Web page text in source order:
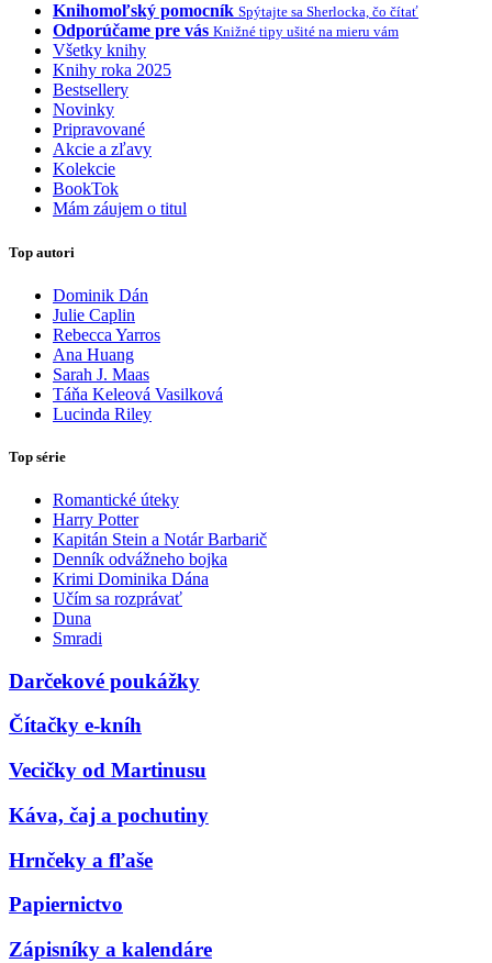
Knihomoľský pomocník Spýtajte sa Sherlocka, čo čítať
Odporúčame pre vás Knižné tipy ušité na mieru vám
Všetky knihy
Knihy roka 2025
Bestsellery
Novinky
Pripravované
Akcie a zľavy
Kolekcie
BookTok
Mám záujem o titul
Top autori
Dominik Dán
Julie Caplin
Rebecca Yarros
Ana Huang
Sarah J. Maas
Táňa Keleová Vasilková
Lucinda Riley
Top série
Romantické úteky
Harry Potter
Kapitán Stein a Notár Barbarič
Denník odvážneho bojka
Krimi Dominika Dána
Učím sa rozprávať
Duna
Smradi
Darčekové poukážky
Čítačky e-kníh
Vecičky od Martinusu
Káva, čaj a pochutiny
Hrnčeky a fľaše
Papiernictvo
Zápisníky a kalendáre